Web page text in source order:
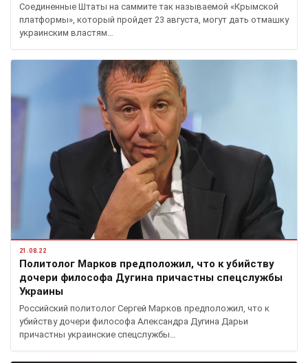
Соединенные Штаты на саммите так называемой «Крымской
платформы», который пройдет 23 августа, могут дать отмашку
украинским властям…
21.08.22
Политолог Марков предположил, что к убийству
дочери философа Дугина причастны спецслужбы
Украины
Российский политолог Сергей Марков предположил, что к
убийству дочери философа Александра Дугина Дарьи
причастны украинские спецслужбы…